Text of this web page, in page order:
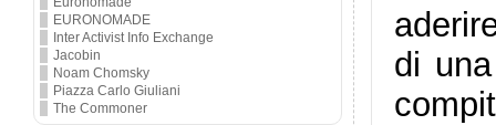
EURONOMADE
Inter Activist Info Exchange
Jacobin
Noam Chomsky
Piazza Carlo Giuliani
The Commoner
di